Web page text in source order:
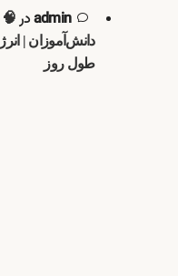
adminدر 🧠
دانش‌آموزان |
طول روز